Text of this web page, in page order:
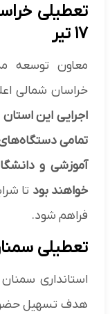
تعطیلی
۱۷ تیر
معاون توسعه
خراسان شمالی
اجرایی این استان در روز
تمامی دستگاه‌های
خواهند بود تا
فراهم شود.
تعطیلی سمنان در
استانداری
هدف تسهیل حضور